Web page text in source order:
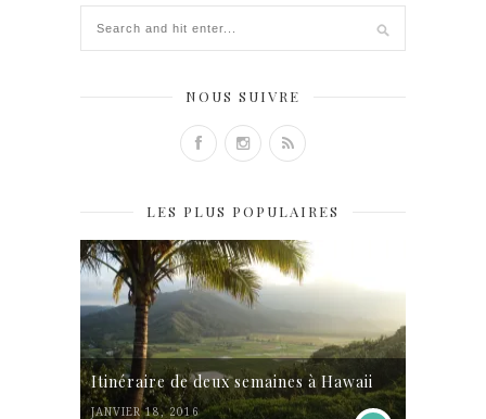
NOUS SUIVRE
LES PLUS POPULAIRES
Itinéraire de deux semaines à Hawaii
JANVIER 18, 2016